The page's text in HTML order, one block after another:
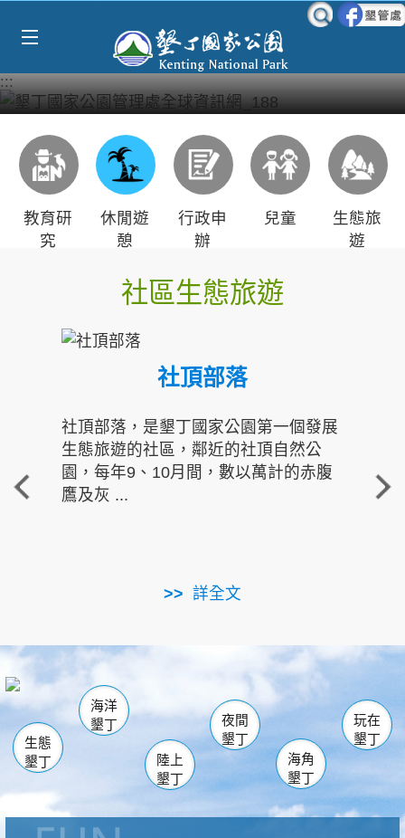
:::
教育研
究
休閒遊
憩
行政申
辦
兒童
生態旅
遊
社區生態旅遊
社頂部落
社頂部落，是墾丁國家公園第一個發展
生態旅遊的社區，鄰近的社頂自然公
園，每年9、10月間，數以萬計的赤腹
鷹及灰 ...
詳全文
重
走進
南仁湖
海生館
恆春 佳樂水
龍鑾潭自然中心 森林遊樂區
瓊麻館
關山 墾管處遊客中心
社頂公園 風吹沙
船帆石
白砂 龍磐公園
香蕉灣
砂島
鵝鑾鼻
生態
墾丁
海洋
墾丁
陸上
墾丁
夜間
墾丁
海角
墾丁
玩在
墾丁